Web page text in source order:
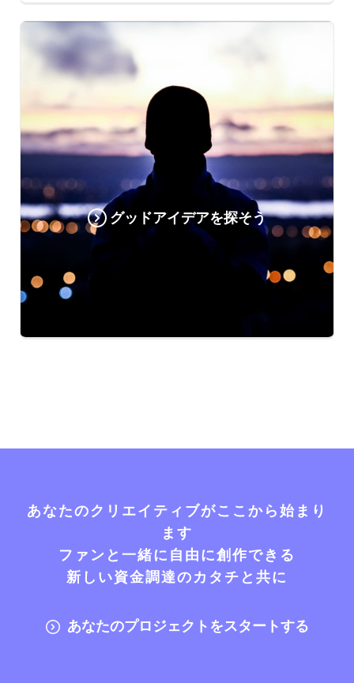
グッドアイデアを探そう
あなたのクリエイティブがここから始まり
ます
ファンと一緒に自由に創作できる
新しい資金調達のカタチと共に
あなたのプロジェクトをスタートする